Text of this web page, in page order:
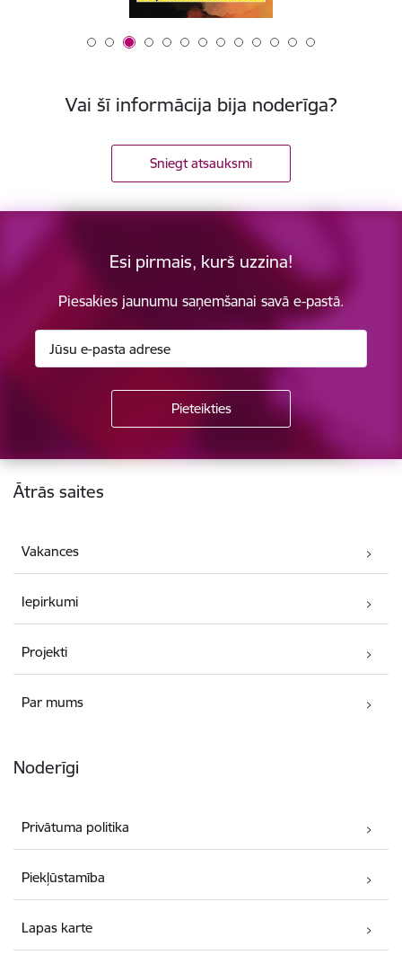
Vai šī informācija bija noderīga?
Sniegt atsauksmi
Esi pirmais, kurš uzzina!
Piesakies jaunumu saņemšanai savā e-pastā.
Kājene
Ātrās saites
Vakances
Iepirkumi
Projekti
Par mums
Noderīgi
Privātuma politika
Piekļūstamība
Lapas karte